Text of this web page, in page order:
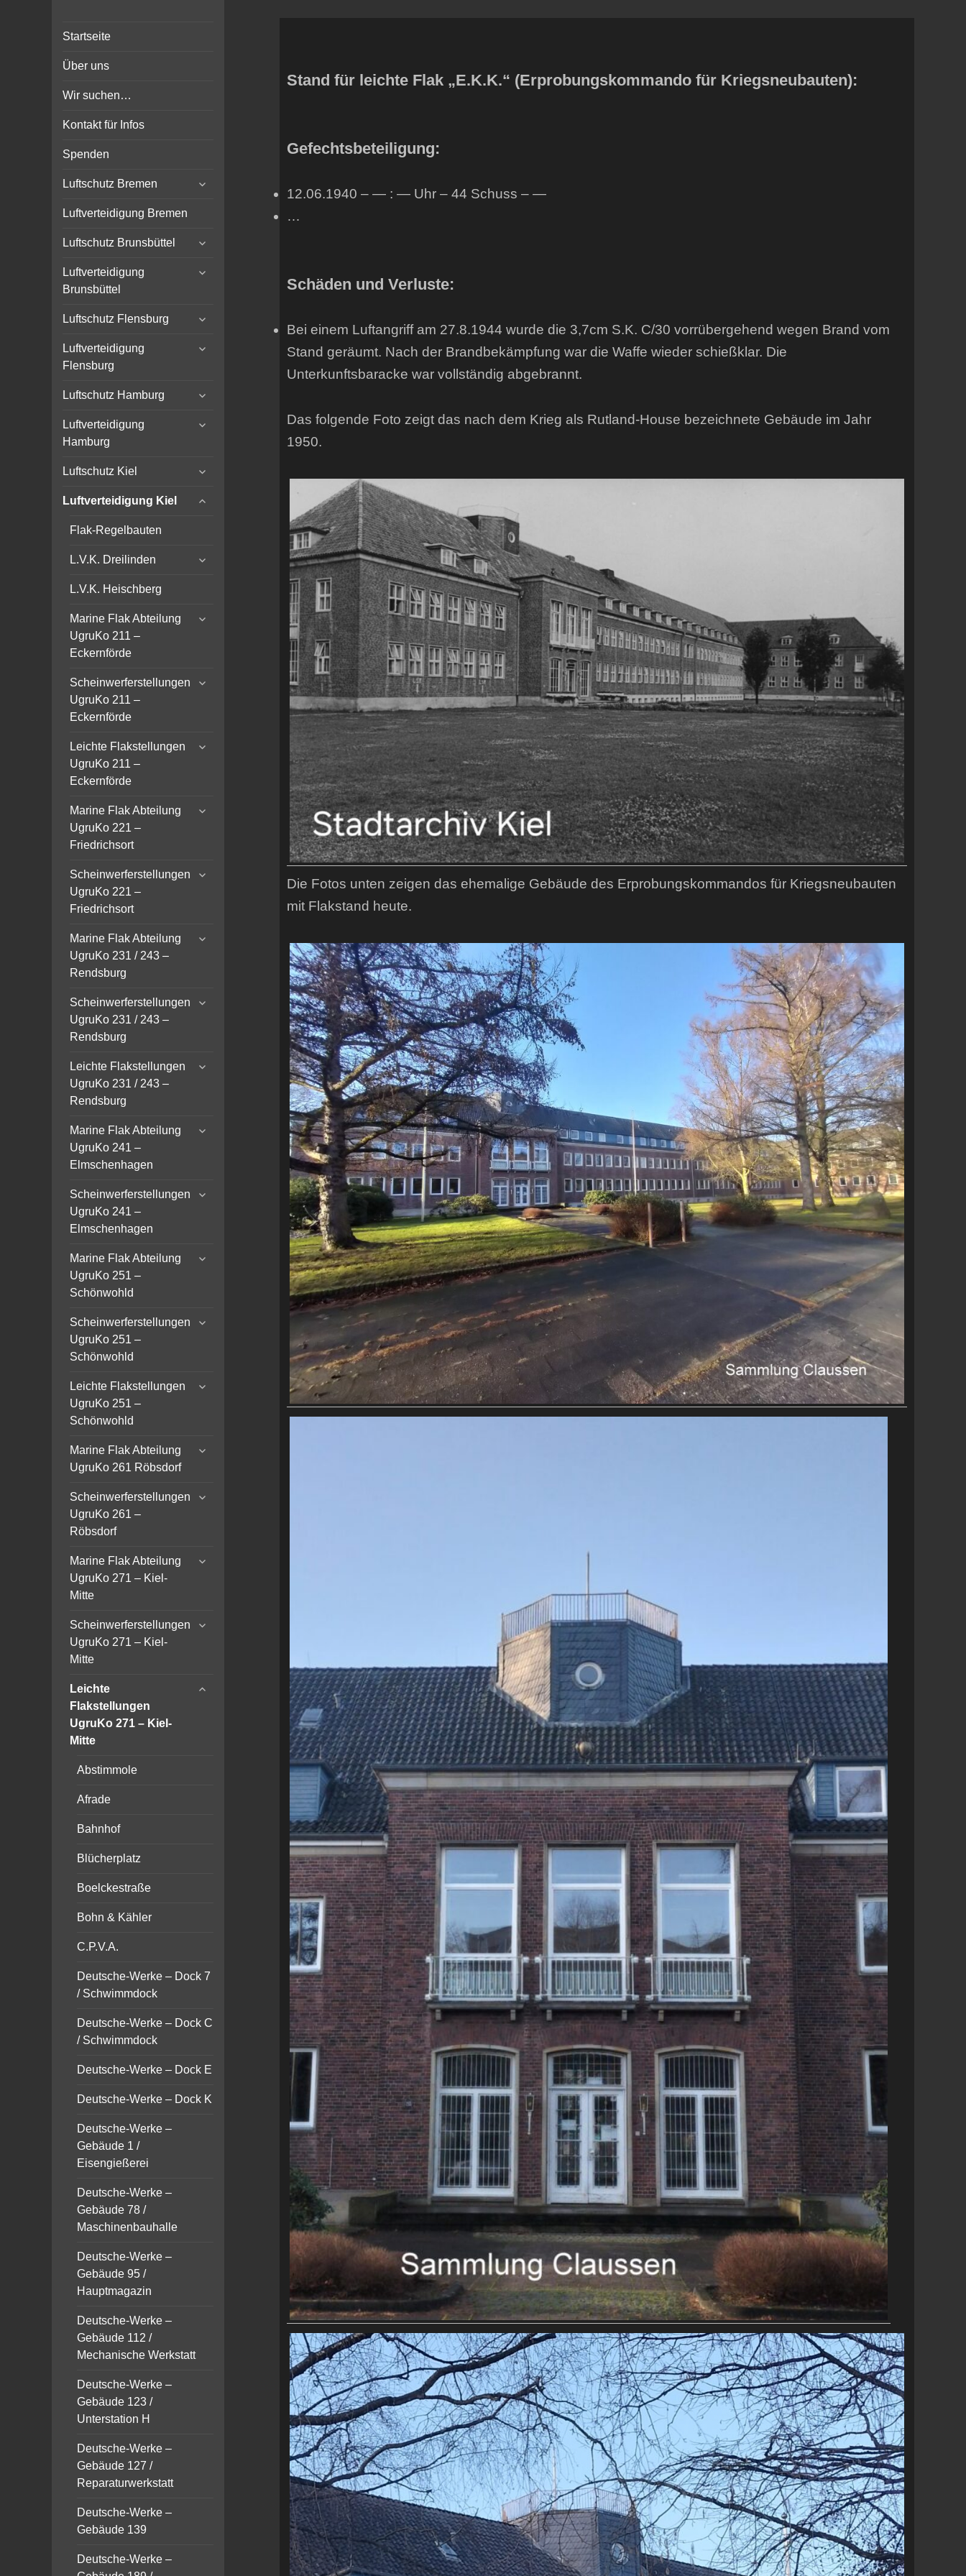
Bunker-Kiel.com
Wilhelmshaven Flensburg
Rendsburg Luftschutz Stollen
Startseite
Über uns
Wir suchen…
Kontakt für Infos
Spenden
Luftschutz Bremen
expand
Luftverteidigung Bremen
Luftschutz Brunsbüttel
expand
menu
Luftverteidigung
Brunsbüttel
expand
Luftschutz Flensburg
expand
menu
Luftverteidigung
Flensburg
expand
Luftschutz Hamburg
expand
menu
Luftverteidigung
Hamburg
expand
Luftschutz Kiel
expand
menu
Luftverteidigung Kiel
expand
Flak-Regelbauten
L.V.K. Dreilinden
expand
L.V.K. Heischberg
Marine Flak Abteilung
UgruKo 211 –
Eckernförde
expand
Scheinwerferstellungen
UgruKo 211 –
Eckernförde
expand
Leichte Flakstellungen
UgruKo 211 –
Eckernförde
expand
Marine Flak Abteilung
UgruKo 221 –
Friedrichsort
expand
Scheinwerferstellungen
UgruKo 221 –
Friedrichsort
expand
Marine Flak Abteilung
UgruKo 231 / 243 –
Rendsburg
expand
Scheinwerferstellungen
UgruKo 231 / 243 –
Rendsburg
expand
Leichte Flakstellungen
UgruKo 231 / 243 –
Rendsburg
expand
Marine Flak Abteilung
UgruKo 241 –
Elmschenhagen
expand
Scheinwerferstellungen
UgruKo 241 –
Elmschenhagen
expand
Marine Flak Abteilung
UgruKo 251 –
Schönwohld
expand
Scheinwerferstellungen
UgruKo 251 –
Schönwohld
expand
Leichte Flakstellungen
UgruKo 251 –
Schönwohld
expand
Marine Flak Abteilung
UgruKo 261 Röbsdorf
expand
Scheinwerferstellungen
UgruKo 261 –
Röbsdorf
expand
Marine Flak Abteilung
UgruKo 271 – Kiel-
Mitte
expand
Scheinwerferstellungen
UgruKo 271 – Kiel-
Mitte
expand
Leichte
Flakstellungen
UgruKo 271 – Kiel-
Mitte
expand
Abstimmole
Afrade
Bahnhof
Blücherplatz
Boelckestraße
Bohn & Kähler
C.P.V.A.
Deutsche-Werke – Dock 7
/ Schwimmdock
Deutsche-Werke – Dock C
/ Schwimmdock
Deutsche-Werke – Dock E
Deutsche-Werke – Dock K
Deutsche-Werke –
Gebäude 1 /
Eisengießerei
Deutsche-Werke –
Gebäude 78 /
Maschinenbauhalle
Deutsche-Werke –
Gebäude 95 /
Hauptmagazin
Deutsche-Werke –
Gebäude 112 /
Mechanische Werkstatt
Deutsche-Werke –
Gebäude 123 /
Unterstation H
Deutsche-Werke –
Gebäude 127 /
Reparaturwerkstatt
Deutsche-Werke –
Gebäude 139
Deutsche-Werke –
Stand für leichte Flak „E.K.K.“ (Erprobungskommando für Kriegsneubauten):
Gefechtsbeteiligung:
12.06.1940 – — : — Uhr – 44 Schuss – —
…
Schäden und Verluste:
Bei einem Luftangriff am 27.8.1944 wurde die 3,7cm S.K. C/30 vorrübergehend wegen Brand vom
Stand geräumt. Nach der Brandbekämpfung war die Waffe wieder schießklar. Die
Unterkunftsbaracke war vollständig abgebrannt.
Das folgende Foto zeigt das nach dem Krieg als Rutland-House bezeichnete Gebäude im Jahr
1950.
Die Fotos unten zeigen das ehemalige Gebäude des Erprobungskommandos für Kriegsneubauten
mit Flakstand heute.